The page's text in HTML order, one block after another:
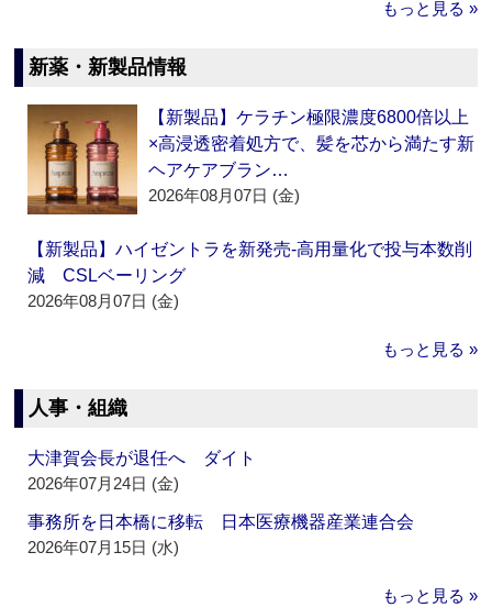
もっと見る »
新薬・新製品情報
【新製品】ケラチン極限濃度6800倍以上
×高浸透密着処方で、髪を芯から満たす新
ヘアケアブラン…
2026年08月07日 (金)
【新製品】ハイゼントラを新発売‐高用量化で投与本数削
減 CSLベーリング
2026年08月07日 (金)
もっと見る »
人事・組織
大津賀会長が退任へ ダイト
2026年07月24日 (金)
事務所を日本橋に移転 日本医療機器産業連合会
2026年07月15日 (水)
もっと見る »